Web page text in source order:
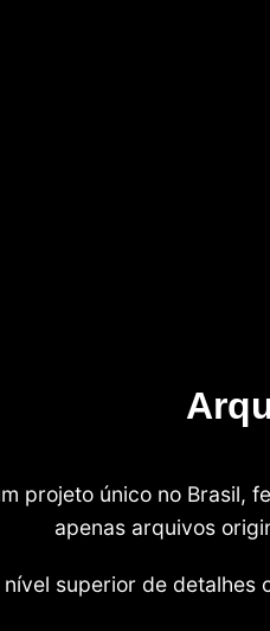
projeto único no Brasil,
apenas arquivos
nível superior de